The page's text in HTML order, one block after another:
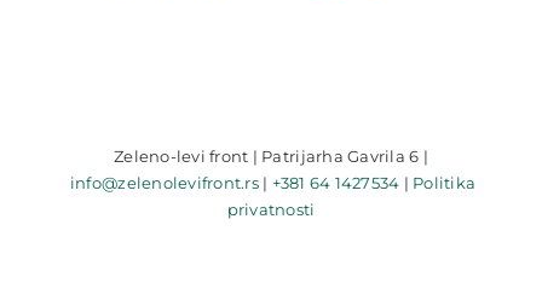
Zeleno-levi front | Patrijarha Gavrila 6 |
info@zelenolevifront.rs| +381 64 1427534 | Politika
privatnosti